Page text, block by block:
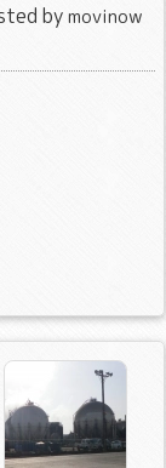
bymovinow